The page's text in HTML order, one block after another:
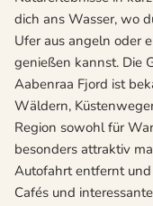
dich ans Wasser, wo
Ufer aus angeln oder
genießen kannst. Die
Aabenraa Fjord ist
Wäldern,
Region sowohl für
besonders attraktiv
Autofahrt entfernt
Cafés und